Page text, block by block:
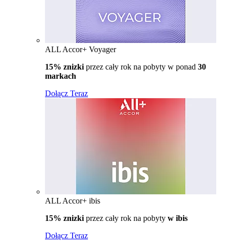
ALL Accor+ Voyager
15% znizki przez cały rok na pobyty w ponad 30
markach
Dołącz Teraz
ALL Accor+ ibis
15% znizki przez cały rok na pobyty w ibis
Dołącz Teraz